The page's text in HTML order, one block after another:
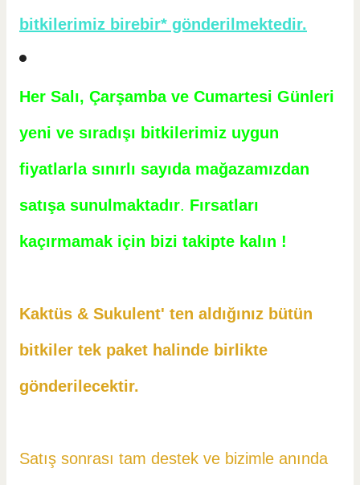
bitkilerimiz birebir* gönderilmektedir.
Her Salı, Çarşamba ve Cumartesi Günleri
yeni ve sıradışı bitkilerimiz uygun
fiyatlarla sınırlı sayıda mağazamızdan
satışa sunulmaktadır. Fırsatları
kaçırmamak için bizi takipte kalın !
Kaktüs & Sukulent' ten aldığınız bütün
bitkiler tek paket halinde birlikte
gönderilecektir.
Satış sonrası tam destek ve bizimle anında